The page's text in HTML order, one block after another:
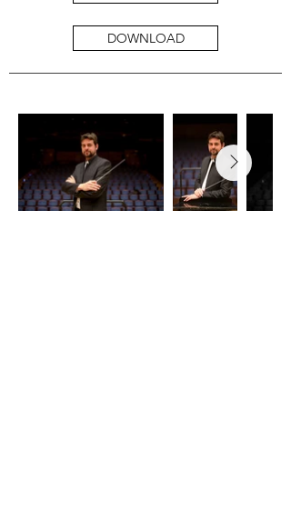
DOWNLOAD